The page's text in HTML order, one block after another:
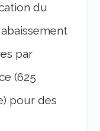
du
par
(625
pour des